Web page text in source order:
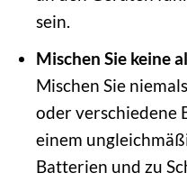
sein.
Mischen Sie keine
Mischen Sie
oder verschiedene
einem
Batterien und zu